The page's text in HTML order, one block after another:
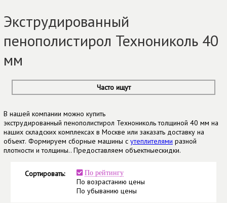
Экструдированный
пенополистирол Технониколь 40
мм
Часто ищут
В нашей компании можно купить
экструдированный пенополистирол Технониколь толщиной 40 мм на
наших складских комплексах в Москве или заказать доставку на
объект. Формируем сборные машины с утеплителями разной
плотности и толщины.. Предоставляем объектныескидки.
Сортировать: По рейтингу
По возрастанию цены
По убыванию цены